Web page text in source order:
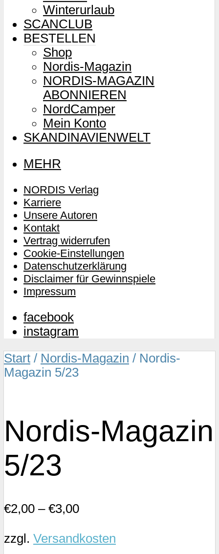
Winterurlaub
SCANCLUB
BESTELLEN
Shop
Nordis-Magazin
NORDIS-MAGAZIN
ABONNIEREN
NordCamper
Mein Konto
SKANDINAVIENWELT
MEHR
NORDIS Verlag
Karriere
Unsere Autoren
Kontakt
Vertrag widerrufen
Cookie-Einstellungen
Datenschutzerklärung
Disclaimer für Gewinnspiele
Impressum
facebook
instagram
Start / Nordis-Magazin / Nordis-
Magazin 5/23
Nordis-Magazin
5/23
€2,00 – €3,00
zzgl. Versandkosten